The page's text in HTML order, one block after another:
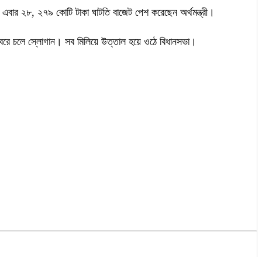
২৮, ২৭৯ কোটি টাকা ঘাটতি বাজেট পেশ করেছেন অর্থমন্ত্রী।
চলে স্লোগান। সব মিলিয়ে উত্তাল হয়ে ওঠে বিধানসভা।